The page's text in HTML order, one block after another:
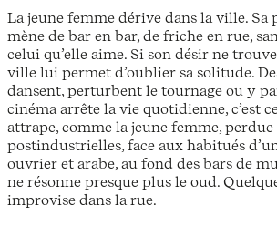
La jeune femme dérive dans la ville. Sa
mène de bar en bar, de friche en rue,
celui qu’elle aime. Si son désir ne
ville lui permet d’oublier sa solitude.
dansent, perturbent le tournage ou y
cinéma arrête la vie quotidienne, c’est
attrape, comme la jeune femme, perdue
postindustrielles, face aux habitués
ouvrier et arabe, au fond des bars de
ne résonne presque plus le oud.
improvise dans la rue.